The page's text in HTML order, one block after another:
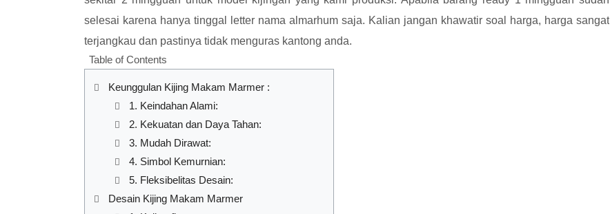
selesai karena hanya tinggal letter nama almarhum saja. Kalian jangan khawatir soal harga, harga sangat
terjangkau dan pastinya tidak menguras kantong anda.
Table of Contents
Keunggulan Kijing Makam Marmer :
1. Keindahan Alami:
2. Kekuatan dan Daya Tahan:
3. Mudah Dirawat:
4. Simbol Kemurnian:
5. Fleksibelitas Desain:
Desain Kijing Makam Marmer